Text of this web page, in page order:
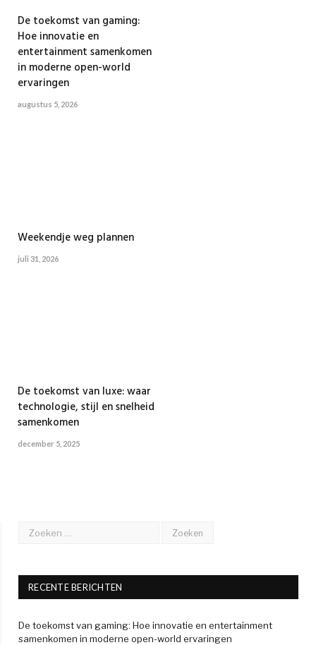
De toekomst van gaming:
Hoe innovatie en
entertainment samenkomen
in moderne open-world
ervaringen
augustus 5, 2026
Weekendje weg plannen
juli 31, 2026
De toekomst van luxe: waar
technologie, stijl en snelheid
samenkomen
december 5, 2025
RECENTE BERICHTEN
De toekomst van gaming: Hoe innovatie en entertainment
samenkomen in moderne open-world ervaringen